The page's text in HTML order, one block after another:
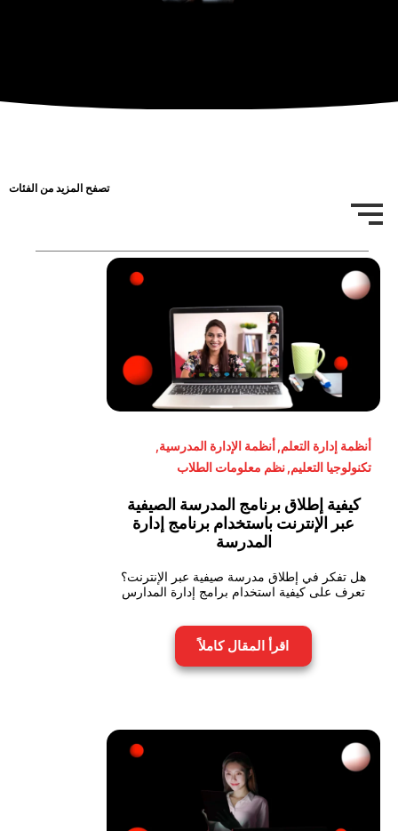
تصفح المزيد من الفئات
أنظمة إدارة التعلم,أنظمة الإدارة المدرسية,
تكنولوجيا التعليم,نظم معلومات الطلاب
كيفية إطلاق برنامج المدرسة الصيفية
عبر الإنترنت باستخدام برنامج إدارة
المدرسة
هل تفكر في إطلاق مدرسة صيفية عبر الإنترنت؟
تعرف على كيفية استخدام برامج إدارة المدارس
اقرأ المقال كاملاً